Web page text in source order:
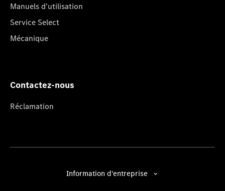
Manuels d'utilisation
Service Select
Mécanique
Contactez-nous
Réclamation
Information d'entreprise